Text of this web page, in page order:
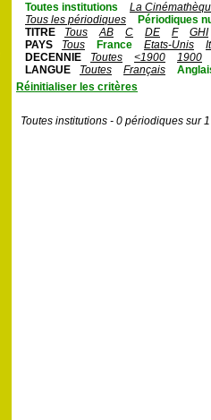
Toutes institutions
La
Tous les périodiques
Périodiques
TITRE
Tous AB C DE F
GHI
PAYS
Tous France Etats-Unis
DECENNIE
Toutes <1900
1900
LANGUE
Toutes Français
Réinitialiser les critères
Toutes institutions - 0 périodiques sur